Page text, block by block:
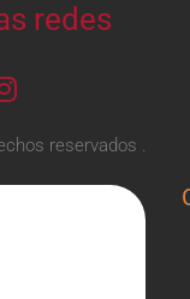
redes
reservados .